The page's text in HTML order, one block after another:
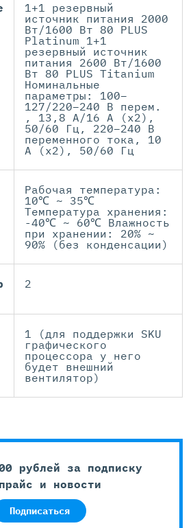
1+1 резервный
источник питания 2000
Вт/1600 Вт 80 PLUS
Platinum 1+1
резервный источник
питания 2600 Вт/1600
Вт 80 PLUS Titanium
Номинальные
параметры: 100–
127/220–240 В перем.
, 13,8 А/16 А (x2),
50/60 Гц, 220–240 В
переменного тока, 10
А (x2), 50/60 Гц
Рабочая температура:
10℃ ~ 35℃
Температура хранения:
-40℃ ~ 60℃ Влажность
при хранении: 20% ~
90% (без конденсации)
2
1 (для поддержки SKU
графического
процессора у него
будет внешний
вентилятор)
рублей за подписку
и новости
Подписаться